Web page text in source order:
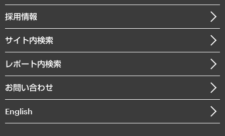
GRC（ガバナンス・リスク・コンプライアンス）・防災（政策）
経済・産業・雇用・労働
まちづくり・観光・交通・スポーツ・スマートシティ
自然資源・農林水産業・食料システム
経営用語集
受託・受注実績（官公庁関連）
メディア掲載・出演
社長メッセージ
会社概要
沿革
組織図・本部部室紹介
インドネシア現地法人
ニュースリリース
お知らせ
採用情報
サイト内検索
レポート内検索
お問い合わせ
English